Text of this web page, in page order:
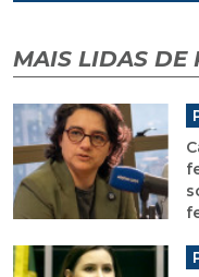
MAIS LIDAS DE